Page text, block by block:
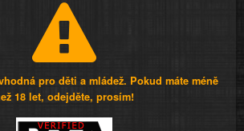
pro děti a mládež. Pokud máte méně
18 let, odejděte, prosím!